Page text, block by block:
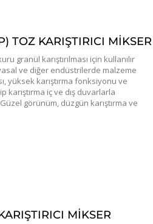
TOZ KARIŞTIRICI MİKSER
granül karıştırılması için kullanılır
ve diğer endüstrilerde malzeme
yüksek karıştırma fonksiyonu ve
karıştırma iç ve dış duvarlarla
görünüm, düzgün karıştırma ve
MİKSER